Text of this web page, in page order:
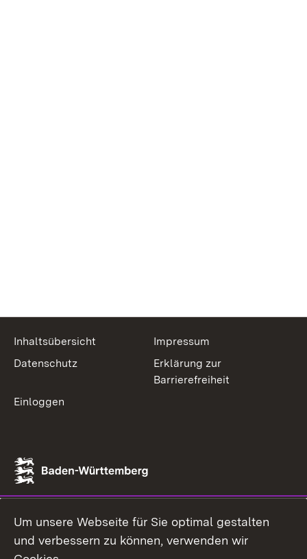
Inhaltsübersicht
Impressum
Datenschutz
Erklärung zur
Barrierefreiheit
Einloggen
Um unsere Webseite für Sie optimal gestalten
und verbessern zu können, verwenden wir